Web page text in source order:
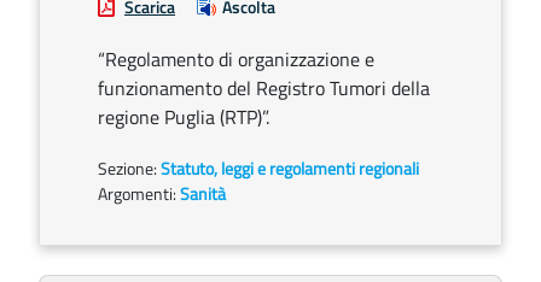
Scarica Ascolta
“Regolamento di organizzazione e
funzionamento del Registro Tumori della
regione Puglia (RTP)”.
Sezione:Statuto, leggi e regolamenti regionali
Argomenti:Sanità